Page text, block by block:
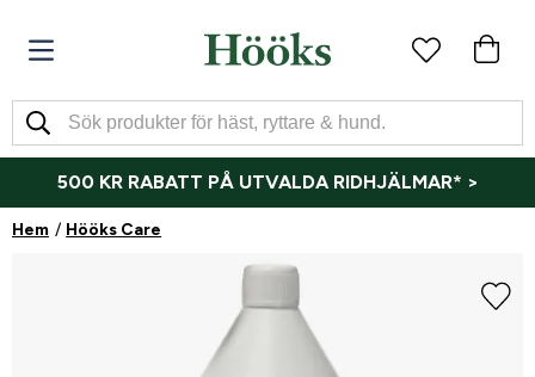
500 KR RABATT PÅ UTVALDA RIDHJÄLMAR* >
Hem Hööks Care